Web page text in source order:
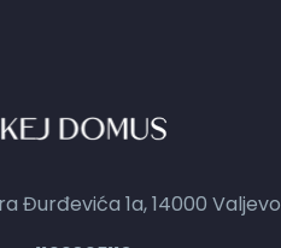
Đurđevića 1a, 14000 Valjevo